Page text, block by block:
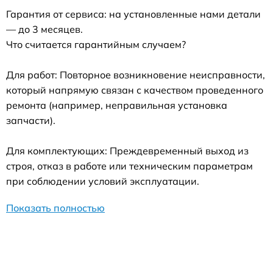
Гарантия от сервиса: на установленные нами детали
— до 3 месяцев.
Что считается гарантийным случаем?
Для работ: Повторное возникновение неисправности,
который напрямую связан с качеством проведенного
ремонта (например, неправильная установка
запчасти).
Для комплектующих: Преждевременный выход из
строя, отказ в работе или техническим параметрам
при соблюдении условий эксплуатации.
Показать полностью